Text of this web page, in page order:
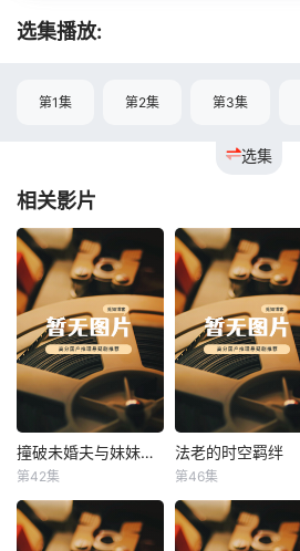
选集播放:
选集
第1集 第2集 第3集
相关影片
撞破未婚夫与妹妹打野战 撞破未婚夫与妹妹打野战
第42集
法老的时空羁绊
法老的时空羁绊
第46集